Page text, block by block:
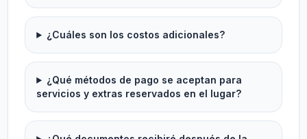
¿Cuáles son los costos adicionales?
¿Qué métodos de pago se aceptan para
servicios y extras reservados en el lugar?